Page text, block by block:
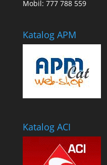
Mobil: 777 788 559
Katalog APM
Katalog ACI